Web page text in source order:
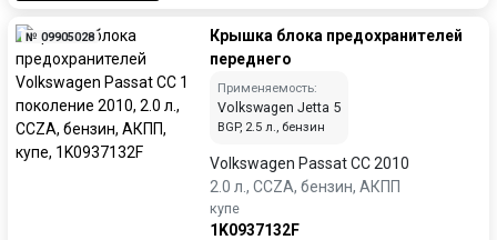
№ 09905028
Крышка блока предохранителей
переднего
Применяемость:
Volkswagen Jetta 5
BGP, 2.5 л., бензин
Volkswagen Passat CC 2010
2.0 л., CCZA, бензин, АКПП
купе
1K0937132F